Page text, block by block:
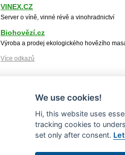
VINEX.CZ
Server o víně, vinné révě a vinohradnictví
Biohovězí.cz
Výroba a prodej ekologického hovězího
Více odkazů
We use cookies!
Hi, this website uses
tracking cookies to
set only after consent.